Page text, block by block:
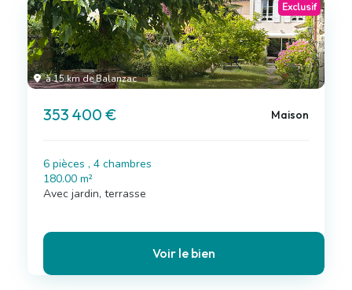
à 15 km de Balanzac
Exclusif
353 400 € Maison
6 pièces , 4 chambres
180.00 m²
Avec jardin, terrasse
Voir le bien